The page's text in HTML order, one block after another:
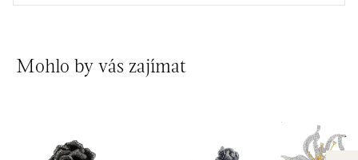
ALO diamonds OC Avion, Bratislava
Ivanská cesta 16, 821 04 Bratislava
ALO diamonds OC Eurovea, Bratislava
Mohlo by vás zajímat